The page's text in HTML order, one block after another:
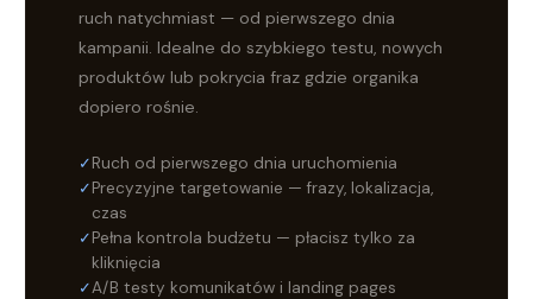
ruch natychmiast — od pierwszego dnia
kampanii. Idealne do szybkiego testu, nowych
produktów lub pokrycia fraz gdzie organika
dopiero rośnie.
Ruch od pierwszego dnia uruchomienia
Precyzyjne targetowanie — frazy, lokalizacja,
czas
Pełna kontrola budżetu — płacisz tylko za
kliknięcia
A/B testy komunikatów i landing pages